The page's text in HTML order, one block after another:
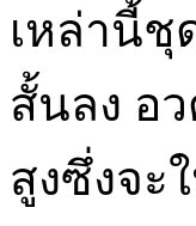
เหล่านี้ชุ
สั้นลง อ
สูงซึ่งจะ